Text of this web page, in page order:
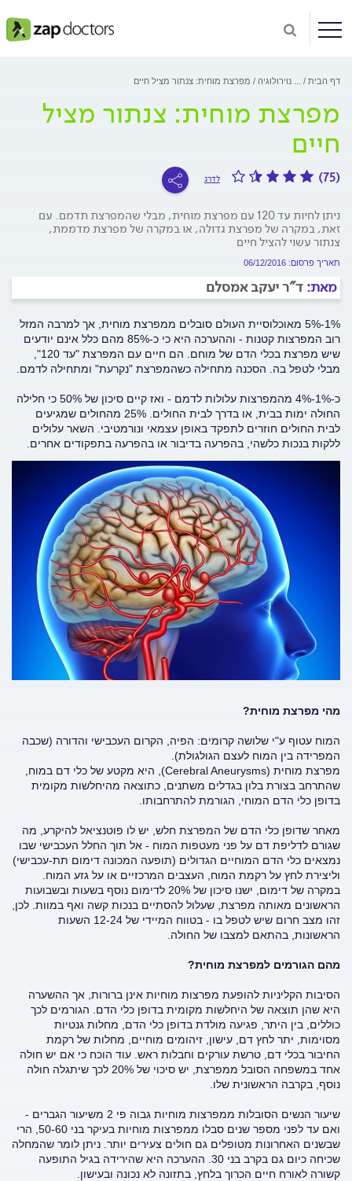
דף הבית נוירולוגיה מפרצת מוחית: צנתור מציל חיים
מפרצת מוחית: צנתור מציל
חיים
(75) לדרג
ניתן לחיות עד 120 עם מפרצת מוחית, מבלי שהמפרצת תדמם. עם
זאת, במקרה של מפרצת גדולה, או במקרה של מפרצת מדממת,
צנתור עשוי להציל חיים
תאריך פרסום: 06/12/2016
מאת: ד"ר יעקב אמסלם
1%-5% מאוכלוסיית העולם סובלים ממפרצת מוחית, אך למרבה המזל
רוב המפרצות קטנות - וההערכה היא כי כ-85% מהם כלל אינם יודעים
שיש מפרצת בכלי הדם של מוחם. הם חיים עם המפרצת "עד 120",
מבלי לטפל בה. הסכנה מתחילה כשהמפרצת "נקרעת" ומתחילה לדמם.
כ-1%-4% מהמפרצות עלולות לדמם - ואז קיים סיכון של 50% כי חלילה
החולה ימות בבית, או בדרך לבית החולים. 25% מהחולים שמגיעים
לבית החולים חוזרים לתפקד באופן עצמאי ונורמטיבי. השאר עלולים
ללקות בנכות כלשהי, בהפרעה בדיבור או בהפרעה בתפקודים אחרים.
מהי מפרצת מוחית?
המוח עטוף ע"י שלושה קרומים: הפיה, הקרום העכבישי והדורה (שכבה
המפרידה בין המוח לעצם הגולגולת).
מפרצת מוחית (Cerebral Aneurysms), היא מקטע של כלי דם במוח,
שהתרחב בצורת בלון בגדלים משתנים, כתוצאה מהיחלשות מקומית
בדופן כלי הדם המוחי, הגורמת להתרחבותו.
מאחר שדופן כלי הדם של המפרצת חלש, יש לו פוטנציאל להיקרע, מה
שגורם לדליפת דם על פני מעטפות המוח - אל תוך החלל העכבישי שבו
נמצאים כלי הדם המוחיים הגדולים (תופעה המכונה דימום תת-עכבישי)
וליצירת לחץ על רקמת המוח, העצבים המרכזיים או על גזע המוח.
במקרה של דימום, ישנו סיכון של 20% לדימום נוסף בשעות ובשבועות
הראשונים מאותה מפרצת, שעלול להסתיים בנכות קשה ואף במוות. לכן,
זהו מצב חרום שיש לטפל בו - בטווח המיידי של 12-24 השעות
הראשונות, בהתאם למצבו של החולה.
מהם הגורמים למפרצת מוחית?
הסיבות הקליניות להופעת מפרצות מוחיות אינן ברורות, אך ההשערה
היא שהן תוצאה של היחלשות מקומית בדופן כלי הדם. הגורמים לכך
כוללים, בין היתר, פגיעה מולדת בדופן כלי הדם, מחלות גנטיות
מסוימות, יתר לחץ דם, עישון, זיהומים מוחיים, מחלות של רקמת
החיבור בכלי דם, טרשת עורקים וחבלות ראש. עוד הוכח כי אם יש חולה
אחד במשפחה הסובל ממפרצת, יש סיכוי של 20% לכך שיתגלה חולה
נוסף, בקרבה הראשונית שלו.
שיעור הנשים הסובלות ממפרצות מוחיות גבוה פי 2 משיעור הגברים -
ואם עד לפני מספר שנים סבלו ממפרצות מוחיות בעיקר בני 50-60, הרי
שבשנים האחרונות מטופלים גם חולים צעירים יותר. ניתן לומר שהמחלה
שכיחה כיום גם בקרב בני 30. ההערכה היא שהירידה בגיל התופעה
קשורה לאורח חיים הכרוך בלחץ, בתזונה לא נכונה ובעישון.